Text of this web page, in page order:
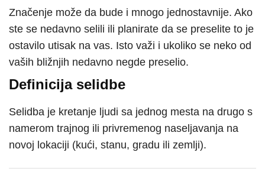
Značenje može da bude i mnogo jednostavnije. Ako
ste se nedavno selili ili planirate da se preselite to je
ostavilo utisak na vas. Isto važi i ukoliko se neko od
vaših bližnjih nedavno negde preselio.
Definicija selidbe
Selidba je kretanje ljudi sa jednog mesta na drugo s
namerom trajnog ili privremenog naseljavanja na
novoj lokaciji (kući, stanu, gradu ili zemlji).